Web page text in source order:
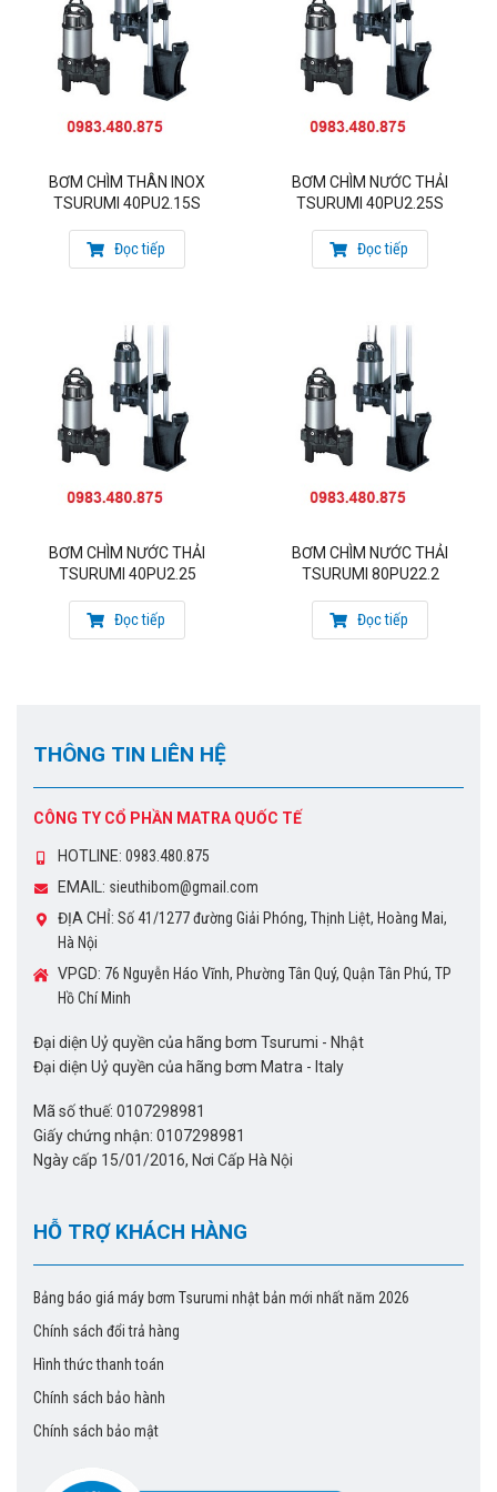
Qmax = 0.19m3/min
Hmax = 5.7m
Họng xả: 40mm
Nhiệt độ chất lỏng: 0- 40°C
Vật liệu: Vật liệu:
+ Thân bằng inox + Plastic
+ Trục bằng thép không gỉ 304
Nhà sản xuất: Tsurumi – Japan
Đặc biệt thiết kế máy Có bộ phận nâng dầu (Oil Lifter):
giúp trục động cơ được bôi trơn liên tục, nâng cao
tuổi thọ cho máy bơm. (Sáng chế độc quyền của
Tsurumi)
Ứng dụng:
Dùng trong xử lý bùn thải, nước thải từ nhà máy, xử lý
nước thải thô, các tạp chất trong sinh hoạt, y tế, bơm
hút nước trong các khu công nghiệp, các công trình,
Ưu điểm:
ứng, cách điện tốt, bơm được nước có nhiệt độ 40
– Máy hoạt động liên tục, vận hành êm ái, không
gây ồn, tiết kiệm điện tốt.
– Thiết kế đơn giản, nhỏ gọn, dễ di chuyển, lắp đặt
và bảo trì.
Máy bơm Tsurumi luôn là sự lựa chọn hàng đầu cho
các công trình. Sản phẩm có nguồn gốc xuất xứ rõ
BƠM CHÌM THÂN INOX
TSURUMI 40PU2.15S
Đọc tiếp
BƠM CHÌM NƯỚC THẢI
TSURUMI 40PU2.25S
Đọc tiếp
BƠM CHÌM NƯỚC THẢI
TSURUMI 40PU2.25
Đọc tiếp
BƠM CHÌM NƯỚC THẢI
TSURUMI 80PU22.2
Đọc tiếp
THÔNG TIN LIÊN HỆ
CÔNG TY CỔ PHẦN MATRA QUỐC TẾ
HOTLINE: 0983.480.875
EMAIL: sieuthibom@gmail.com
ĐỊA CHỈ: Số 41/1277 đường Giải Phóng, Thịnh Liệt, Hoàng Mai,
Hà Nội
VPGD: 76 Nguyễn Háo Vĩnh, Phường Tân Quý, Quận Tân Phú, TP
Hồ Chí Minh
Đại diện Uỷ quyền của hãng bơm Tsurumi - Nhật
Đại diện Uỷ quyền của hãng bơm Matra - Italy
Mã số thuế: 0107298981
Giấy chứng nhận: 0107298981
Ngày cấp 15/01/2016, Nơi Cấp Hà Nội
HỖ TRỢ KHÁCH HÀNG
Bảng báo giá máy bơm Tsurumi nhật bản mới nhất năm 2026
Chính sách đổi trả hàng
Hình thức thanh toán
Chính sách bảo hành
Chính sách bảo mật